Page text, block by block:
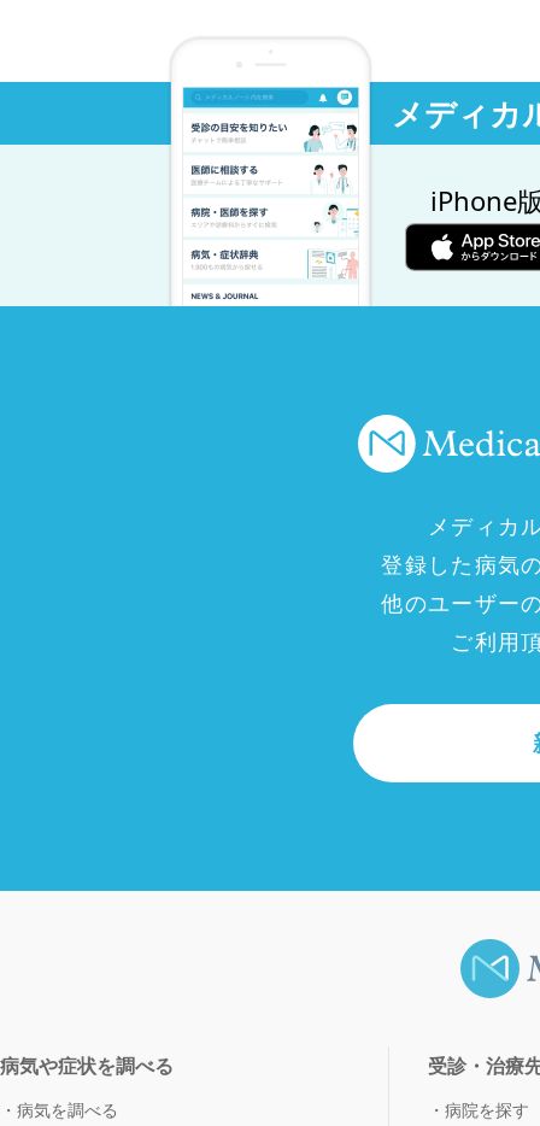
メディカ
iPhone
メディカ
登録した病気
他のユーザー
ご利用
病気や症状を調べる
病気を調べる
受診・治療
病院を探す